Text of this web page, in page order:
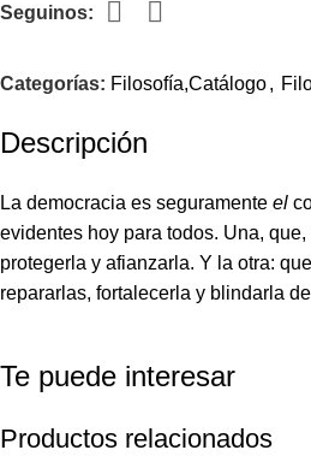
Seguinos:
Categorías: Filosofía,Catálogo,
Descripción
La democracia es seguramente el
evidentes hoy para todos. Una,
protegerla y afianzarla. Y la otra:
repararlas, fortalecerla y blindarla
Te puede interesar
Productos relacionados